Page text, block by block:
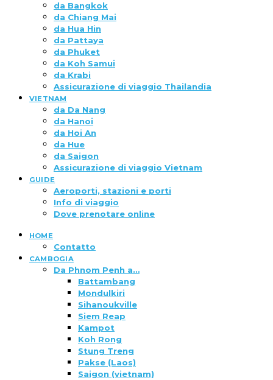
da Bangkok
da Chiang Mai
da Hua Hin
da Pattaya
da Phuket
da Koh Samui
da Krabi
Assicurazione di viaggio Thailandia
VIETNAM
da Da Nang
da Hanoi
da Hoi An
da Hue
da Saigon
Assicurazione di viaggio Vietnam
GUIDE
Aeroporti, stazioni e porti
Info di viaggio
Dove prenotare online
HOME
Contatto
CAMBOGIA
Da Phnom Penh a…
Battambang
Mondulkiri
Sihanoukville
Siem Reap
Kampot
Koh Rong
Stung Treng
Pakse (Laos)
Saigon (vietnam)